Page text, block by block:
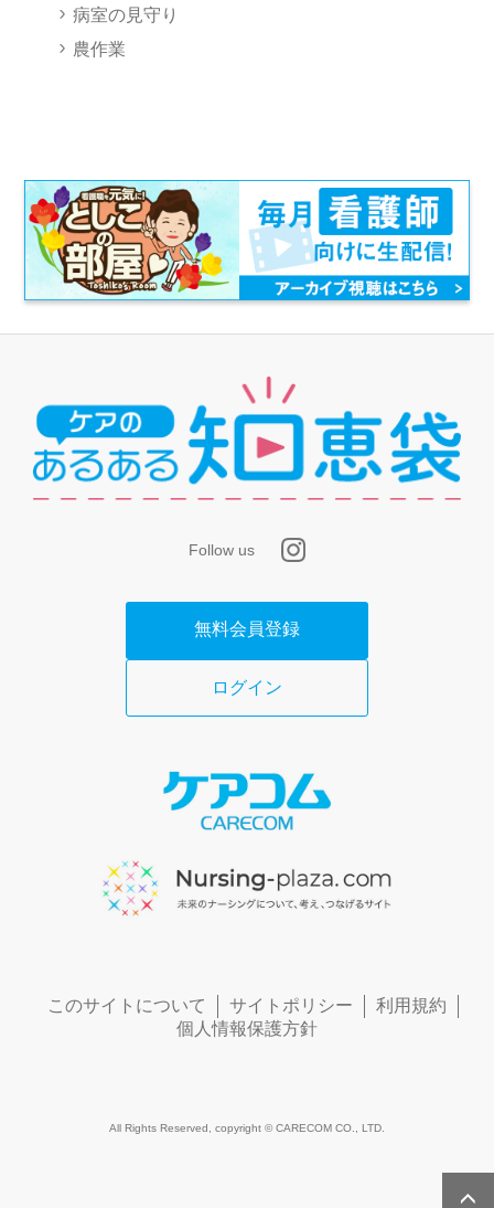
病室の見守り
農作業
Follow us
無料会員登録
ログイン
このサイトについて サイトポリシー
利用規約
個人情報保護方針
All Rights Reserved, copyright © CARECOM CO., LTD.